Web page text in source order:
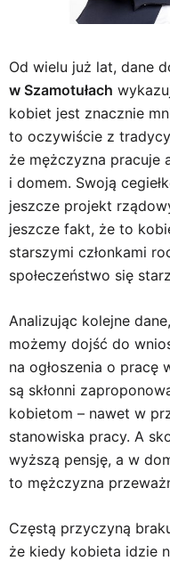
Od wielu już lat, dane
w Szamotułach
kobiet jest znacznie
to oczywiście z
że mężczyzna pracuje
i domem. Swoją
jeszcze projekt
jeszcze fakt, że to
starszymi członkami
społeczeństwo się
Analizując kolejne
możemy dojść do
na ogłoszenia o pracę
są skłonni
kobietom – nawet w
stanowiska pracy. A
wyższą pensję, a w
to mężczyzna
Częstą przyczyną
że kiedy kobieta idzie